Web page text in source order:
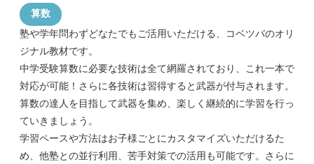
算数
塾や学年問わずどなたでもご活用いただける、コベツバのオリ
ジナル教材です。
中学受験算数に 必要な技術は全て網羅されており、これ一本で
対応が可能！さらに各技術は習得すると武器が付与されます。
算数の達人を目指して武器を集め、楽しく継続的に学習を行っ
ていきましょう。
学習ペースや方法はお子様ごとにカスタマイズいただけるた
め、他塾との並行利用、苦手対策での活用も可能です。さらに